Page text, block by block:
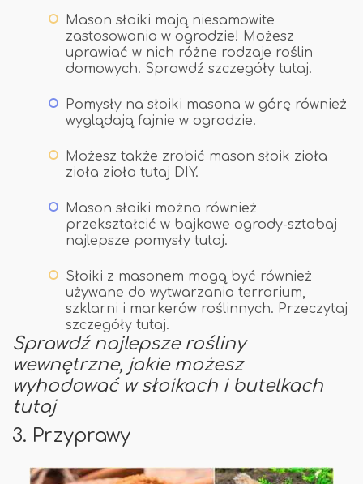
Mason słoiki mają niesamowite
zastosowania w ogrodzie! Możesz
uprawiać w nich różne rodzaje roślin
domowych. Sprawdź szczegóły tutaj.
Pomysły na słoiki masona w górę również
wyglądają fajnie w ogrodzie.
Możesz także zrobić mason słoik zioła
zioła zioła tutaj DIY.
Mason słoiki można również
przekształcić w bajkowe ogrody-sztabaj
najlepsze pomysły tutaj.
Słoiki z masonem mogą być również
używane do wytwarzania terrarium,
szklarni i markerów roślinnych. Przeczytaj
szczegóły tutaj.
Sprawdź najlepsze rośliny
wewnętrzne, jakie możesz
wyhodować w słoikach i butelkach
tutaj
3. Przyprawy